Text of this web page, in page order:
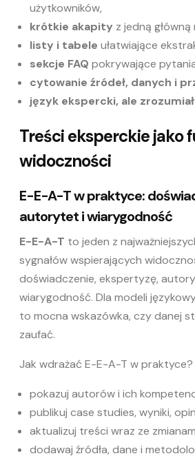
użytkowników,
krótkie akapity z jedną główną
listy i tabele ułatwiające
sekcje FAQ pokrywające
cytowanie źródeł, danych i
język ekspercki, ale
Treści eksperckie jako
widoczności
E-E-A-Tw praktyce:
autorytet i wiarygodność
E-E-A-T to jeden z
sygnałów wspierających
doświadczenie, ekspertyzę,
wiarygodność. Dla modeli
to mocna wskazówka, czy danej
zaufać.
Jak wdrażać E-E-A-T w praktyce?
pokazuj autorów i ich
publikuj case studies, wyniki,
aktualizuj treści wraz ze
dodawaj źródła, dane i